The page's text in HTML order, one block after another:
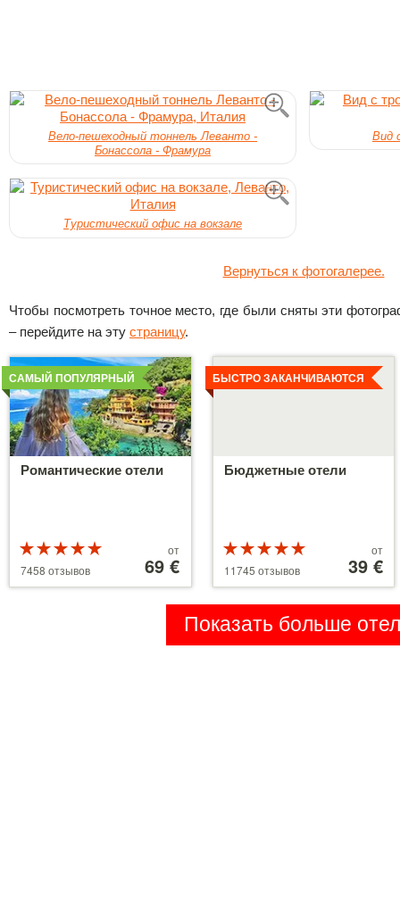
Вело-пешеходный тоннель Леванто -
Бонассола - Фрамура
Вид
Туристический офис на вокзале
Вернуться к фотогалерее.
Чтобы посмотреть точное место, где были сняты эти
– перейдите на эту страницу.
Романтические отели
САМЫЙ ПОПУЛЯРНЫЙ
5 из 5
7458 отзывов
от
69 €
Детальнее
Бюджетные отели
БЫСТРО ЗАКАНЧИВАЮТСЯ
5 из 5
11745 отзывов 110 €
от
39 €
Детальнее
Показать больше